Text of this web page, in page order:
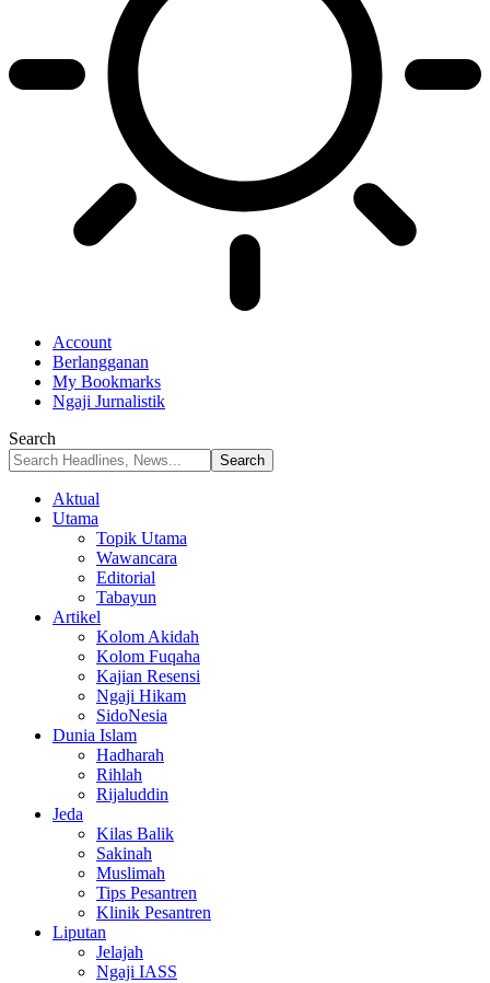
Account
Berlangganan
My Bookmarks
Ngaji Jurnalistik
Search
Aktual
Utama
Topik Utama
Wawancara
Editorial
Tabayun
Artikel
Kolom Akidah
Kolom Fuqaha
Kajian Resensi
Ngaji Hikam
SidoNesia
Dunia Islam
Hadharah
Rihlah
Rijaluddin
Jeda
Kilas Balik
Sakinah
Muslimah
Tips Pesantren
Klinik Pesantren
Liputan
Jelajah
Ngaji IASS